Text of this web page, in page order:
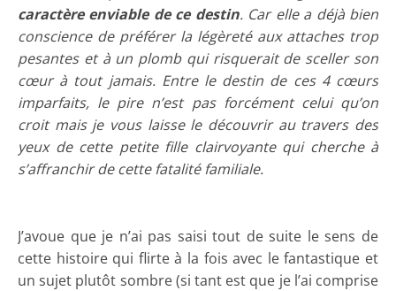
caractère enviable de ce destin. Car elle a déjà bien
conscience de préférer la légèreté aux attaches trop
pesantes et à un plomb qui risquerait de sceller son
cœur à tout jamais. Entre le destin de ces 4 cœurs
imparfaits, le pire n’est pas forcément celui qu’on
croit mais je vous laisse le découvrir au travers des
yeux de cette petite fille clairvoyante qui cherche à
s’affranchir de cette fatalité familiale.
J’avoue que je n’ai pas saisi tout de suite le sens de
cette histoire qui flirte à la fois avec le fantastique et
un sujet plutôt sombre (si tant est que je l’ai comprise